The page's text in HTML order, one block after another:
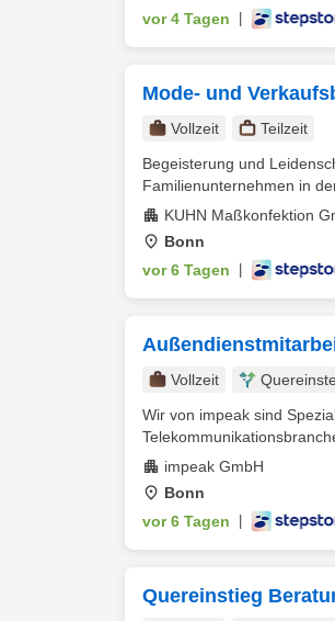
vor 4 Tagen
Mode- und
Vollzeit
Teilzeit
Begeisterung und
Familienunternehmen in
KUHN Maßkonfektion
Bonn
vor 6 Tagen
Vollzeit
Wir von impeak sind
impeak GmbH
Bonn
vor 6 Tagen
Quereinstieg